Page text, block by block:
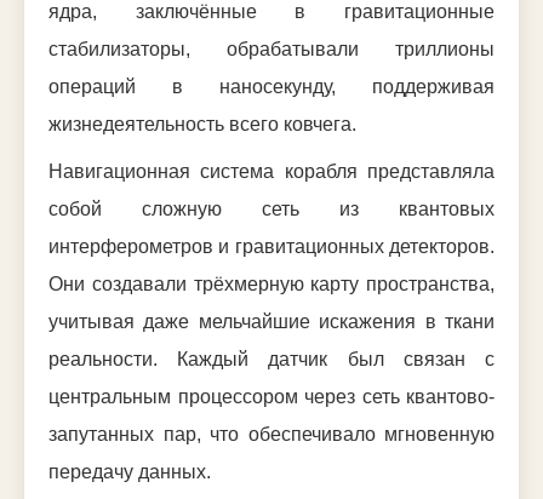
ядра, заключённые в гравитационные
стабилизаторы, обрабатывали триллионы
операций в наносекунду, поддерживая
жизнедеятельность всего ковчега.
Навигационная система корабля представляла
собой сложную сеть из квантовых
интерферометров и гравитационных детекторов.
Они создавали трёхмерную карту пространства,
учитывая даже мельчайшие искажения в ткани
реальности. Каждый датчик был связан с
центральным процессором через сеть квантово-
запутанных пар, что обеспечивало мгновенную
передачу данных.